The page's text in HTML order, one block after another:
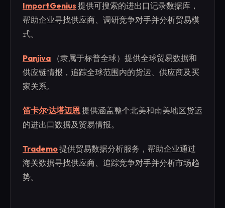
ImportGenius 提供可搜索的进出口记录数据库，
帮助企业寻找供应商、调研竞争对手并分析贸易模
式。
Panjiva （隶属于标普全球）提供全球贸易数据和
供应链情报，追踪全球范围内的货运、供应商及买
家关系。
笛卡尔·达塔迈恩提供涵盖整个北美和南美地区货运
的进出口数据及贸易情报。
Trademo提供贸易数据分析服务，帮助企业通过
海关数据寻找供应商、追踪竞争对手并分析市场趋
势。